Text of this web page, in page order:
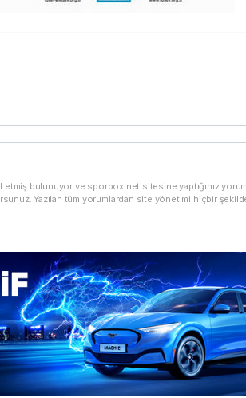
etmiş bulunuyor ve sporbox.net sitesine yaptığınız
Yazılan tüm yorumlardan site yönetimi hiçbir